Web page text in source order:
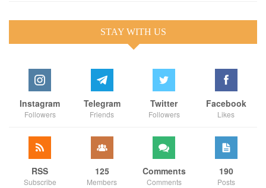
STAY WITH US
Facebook
Likes
Twitter
Followers
Telegram
Friends
Instagram
Followers
190
Posts
Comments
Comments
125
Members
RSS
Subscribe